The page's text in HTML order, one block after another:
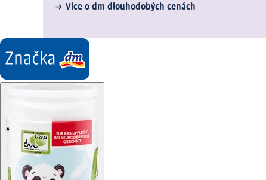
Více o dm dlouhodobých cenách